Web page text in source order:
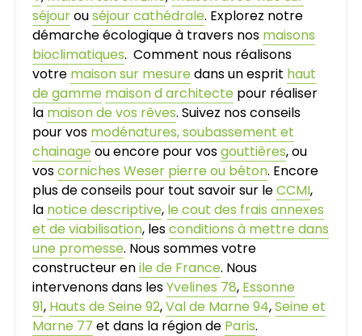
séjourouséjour cathédrale. Explorez notre
démarche écologique à travers nos maisons
bioclimatiques. Comment nous réalisons
votre maison sur mesuredans un esprit haut
de gamme maison d architecte pour réaliser
la maison de vos rêves. Suivez nos conseils
pour vos modénatures, soubassement et
chainageou encore pour vosgouttières, ou
voscorniches Weser pierre ou béton. Encore
plus de conseils pour tout savoir sur leCCMI,
la notice descriptive, le cout des frais annexes
et de viabilisation, lesconditions à mettre dans
une promesse. Nous sommes votre
constructeur enile de France. Nous
intervenons dans lesYvelines 78, Essonne
91, Hauts de Seine 92,Val de Marne 94,Seine et
Marne 77 et dans la région de Paris.